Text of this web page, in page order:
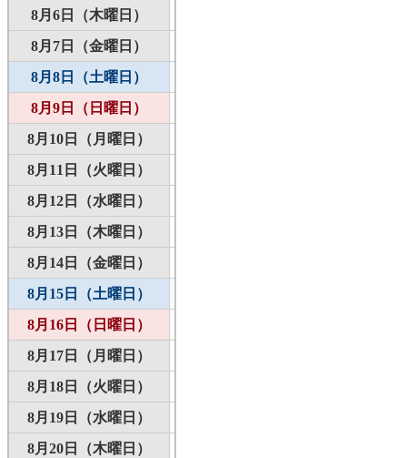
8月6日（木曜日）
8月7日（金曜日）
8月8日（土曜日）
8月9日（日曜日）
8月10日（月曜日）
8月11日（火曜日）
8月12日（水曜日）
8月13日（木曜日）
8月14日（金曜日）
8月15日（土曜日）
8月16日（日曜日）
8月17日（月曜日）
8月18日（火曜日）
8月19日（水曜日）
8月20日（木曜日）